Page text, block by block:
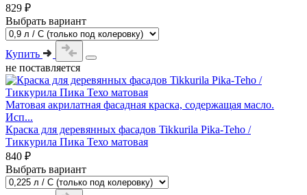
829 ₽
Выбрать вариант
Купить
не поставляется
Матовая акрилатная фасадная краска, содержащая масло.
Исп...
Краска для деревянных фасадов Tikkurila Pika-Teho /
Тиккурила Пика Техо матовая
840 ₽
Выбрать вариант